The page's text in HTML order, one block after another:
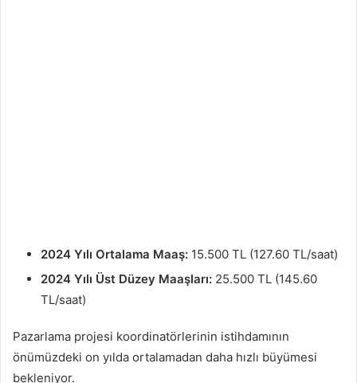
2024 Yılı Ortalama Maaş: 15.500 TL (127.60 TL/saat)
2024 Yılı Üst Düzey Maaşları: 25.500 TL (145.60
TL/saat)
Pazarlama projesi koordinatörlerinin istihdamının
önümüzdeki on yılda ortalamadan daha hızlı büyümesi
bekleniyor.